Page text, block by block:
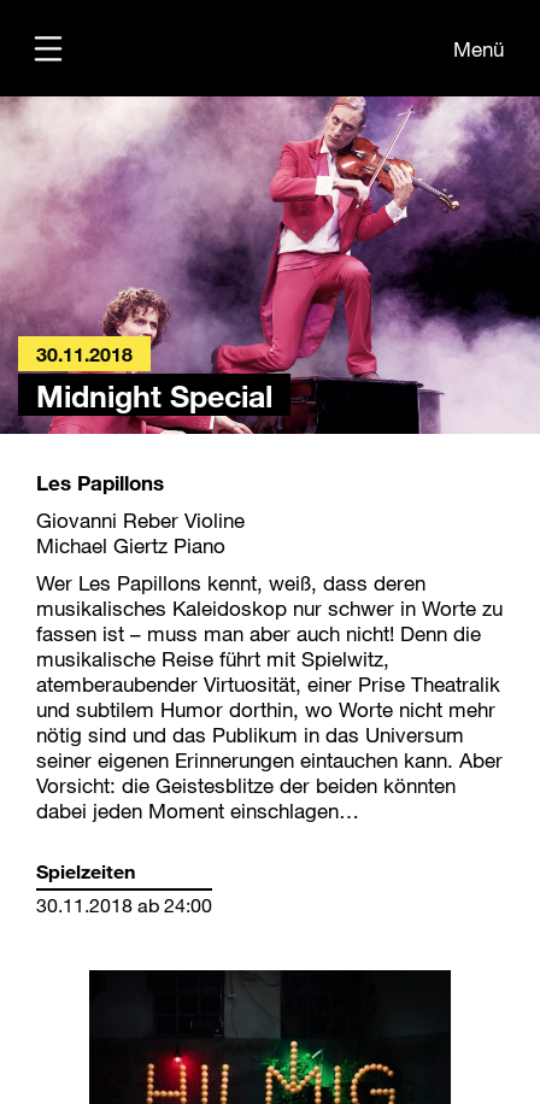
Übersicht
Informationen
Kontakt
Menü
30.11.2018
Midnight Special
Les Papillons
Giovanni Reber Violine
Michael Giertz Piano
Wer Les Papillons kennt, weiß, dass deren
musikalisches Kaleidoskop nur schwer in Worte zu
fassen ist – muss man aber auch nicht! Denn die
musikalische Reise führt mit Spielwitz,
atemberaubender Virtuosität, einer Prise Theatralik
und subtilem Humor dorthin, wo Worte nicht mehr
nötig sind und das Publikum in das Universum
seiner eigenen Erinnerungen eintauchen kann. Aber
Vorsicht: die Geistesblitze der beiden könnten
dabei jeden Moment einschlagen…
Spielzeiten
30.11.2018 ab 24:00